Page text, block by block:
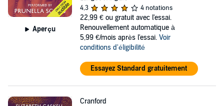
Aperçu
4,3
4 notations
22,99 € ou gratuit avec l'essai.
Renouvellement automatique à
5,99 €/mois après l'essai. Voir
conditions d'éligibilité
Essayez Standard gratuitement
Cranford